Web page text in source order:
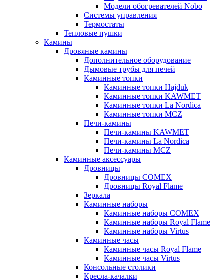
Модели обогревателей Nobo
Системы управления
Термостаты
Тепловые пушки
Камины
Дровяные камины
Дополнительное оборудование
Дымовые трубы для печей
Каминные топки
Каминные топки Hajduk
Каминные топки KAWMET
Каминные топки La Nordica
Каминные топки MCZ
Печи-камины
Печи-камины KAWMET
Печи-камины La Nordica
Печи-камины MCZ
Каминные аксессуары
Дровницы
Дровницы COMEX
Дровницы Royal Flame
Зеркала
Каминные наборы
Каминные наборы COMEX
Каминные наборы Royal Flame
Каминные наборы Virtus
Каминные часы
Каминные часы Royal Flame
Каминные часы Virtus
Консольные столики
Кресла-качалки